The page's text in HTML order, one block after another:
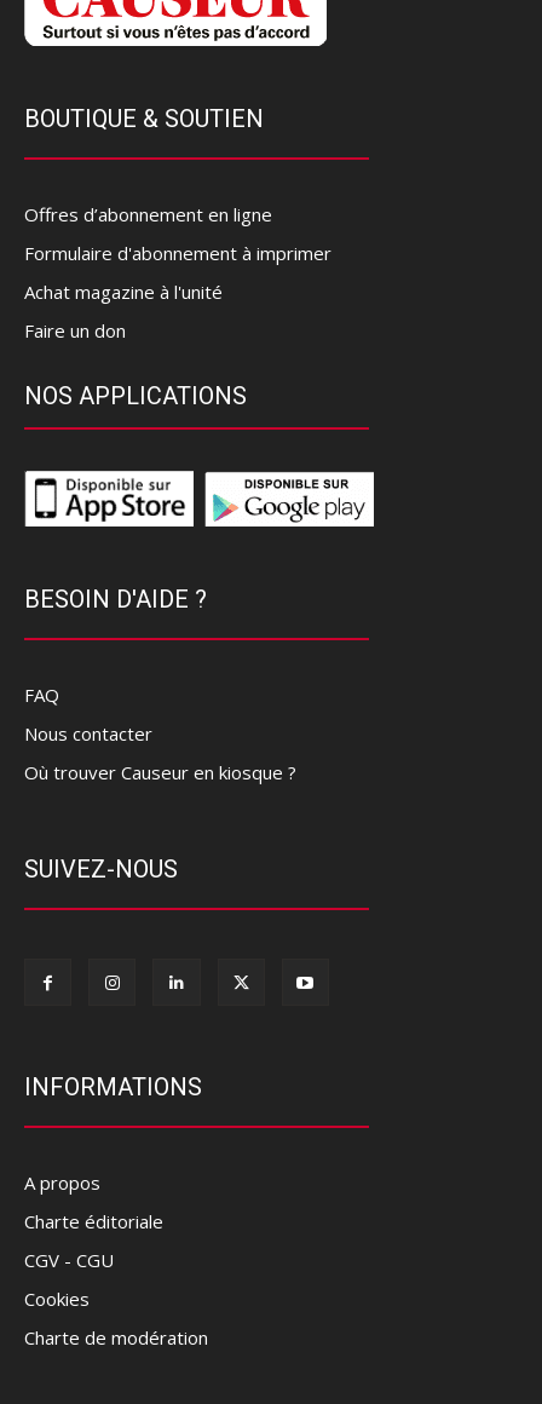
BOUTIQUE & SOUTIEN
Offres d’abonnement en ligne
Formulaire d'abonnement à imprimer
Achat magazine à l'unité
Faire un don
NOS APPLICATIONS
BESOIN D'AIDE ?
FAQ
Nous contacter
Où trouver Causeur en kiosque ?
SUIVEZ-NOUS
INFORMATIONS
A propos
Charte éditoriale
CGV - CGU
Cookies
Charte de modération